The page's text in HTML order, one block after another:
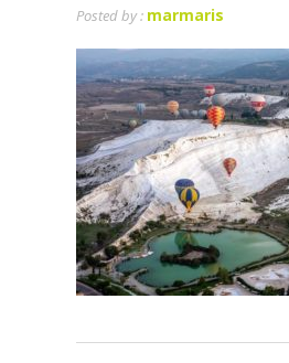
Posted by : marmaris